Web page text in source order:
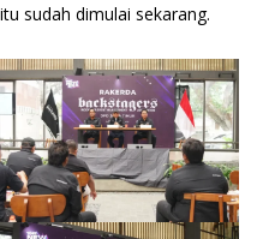
sudah dimulai sekarang.